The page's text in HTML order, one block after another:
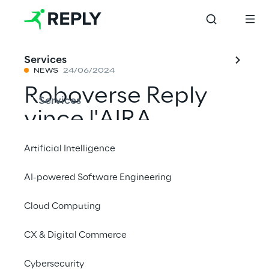
Services
Services
Artificial Intelligence
AI-powered Software Engineering
Cloud Computing
CX & Digital Commerce
Cybersecurity
NEWS 24/06/2024
Roboverse Reply
vince l'AIRA
Challenge 2024
con una soluzione
remoto dei mobile
robot tramite
occhiali VR